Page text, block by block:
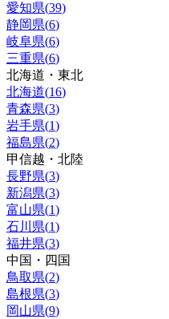
愛知県(39)
静岡県(6)
岐阜県(6)
三重県(6)
北海道・東北
北海道(16)
青森県(3)
岩手県(1)
福島県(2)
甲信越・北陸
長野県(3)
新潟県(3)
富山県(1)
石川県(1)
福井県(3)
中国・四国
鳥取県(2)
島根県(3)
岡山県(9)